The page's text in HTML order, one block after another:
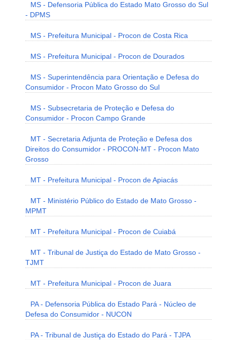
MS - Defensoria Pública do Estado Mato Grosso do Sul
- DPMS
MS - Prefeitura Municipal - Procon de Costa Rica
MS - Prefeitura Municipal - Procon de Dourados
MS - Superintendência para Orientação e Defesa do
Consumidor - Procon Mato Grosso do Sul
MS - Subsecretaria de Proteção e Defesa do
Consumidor - Procon Campo Grande
MT - Secretaria Adjunta de Proteção e Defesa dos
Direitos do Consumidor - PROCON-MT - Procon Mato
Grosso
MT - Prefeitura Municipal - Procon de Apiacás
MT - Ministério Público do Estado de Mato Grosso -
MPMT
MT - Prefeitura Municipal - Procon de Cuiabá
MT - Tribunal de Justiça do Estado de Mato Grosso -
TJMT
MT - Prefeitura Municipal - Procon de Juara
PA - Defensoria Pública do Estado Pará - Núcleo de
Defesa do Consumidor - NUCON
PA - Tribunal de Justiça do Estado do Pará - TJPA